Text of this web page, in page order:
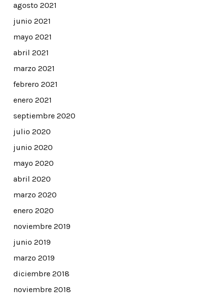
agosto 2021
junio 2021
mayo 2021
abril 2021
marzo 2021
febrero 2021
enero 2021
septiembre 2020
julio 2020
junio 2020
mayo 2020
abril 2020
marzo 2020
enero 2020
noviembre 2019
junio 2019
marzo 2019
diciembre 2018
noviembre 2018